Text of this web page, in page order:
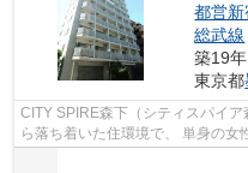
都営新
総武線
築19
東京都
CITY SPIRE森下（シティスパイア森下） 森下エリアは都心の側
ら落ち着いた住環境で、 単身の女
す。 また緑豊かで、穏やかな雰囲